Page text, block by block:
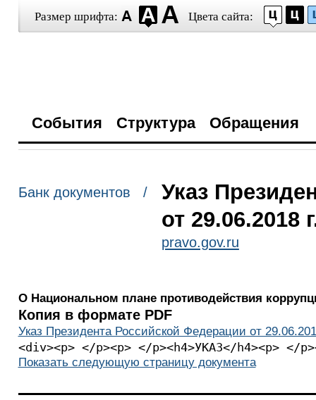
Размер шрифта: Цвета сайта:
События Структура Обращения
Банк документов /
Указ
от 29.06.2018
pravo.gov.ru
О Национальном плане противодействия
Копия в формате PDF
Указ Президента Российской Федерации от
<div><p> </p><p> </
Показать следующую страницу документа